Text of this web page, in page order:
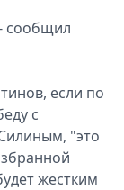
сообщил
если по
с
"это
жестким